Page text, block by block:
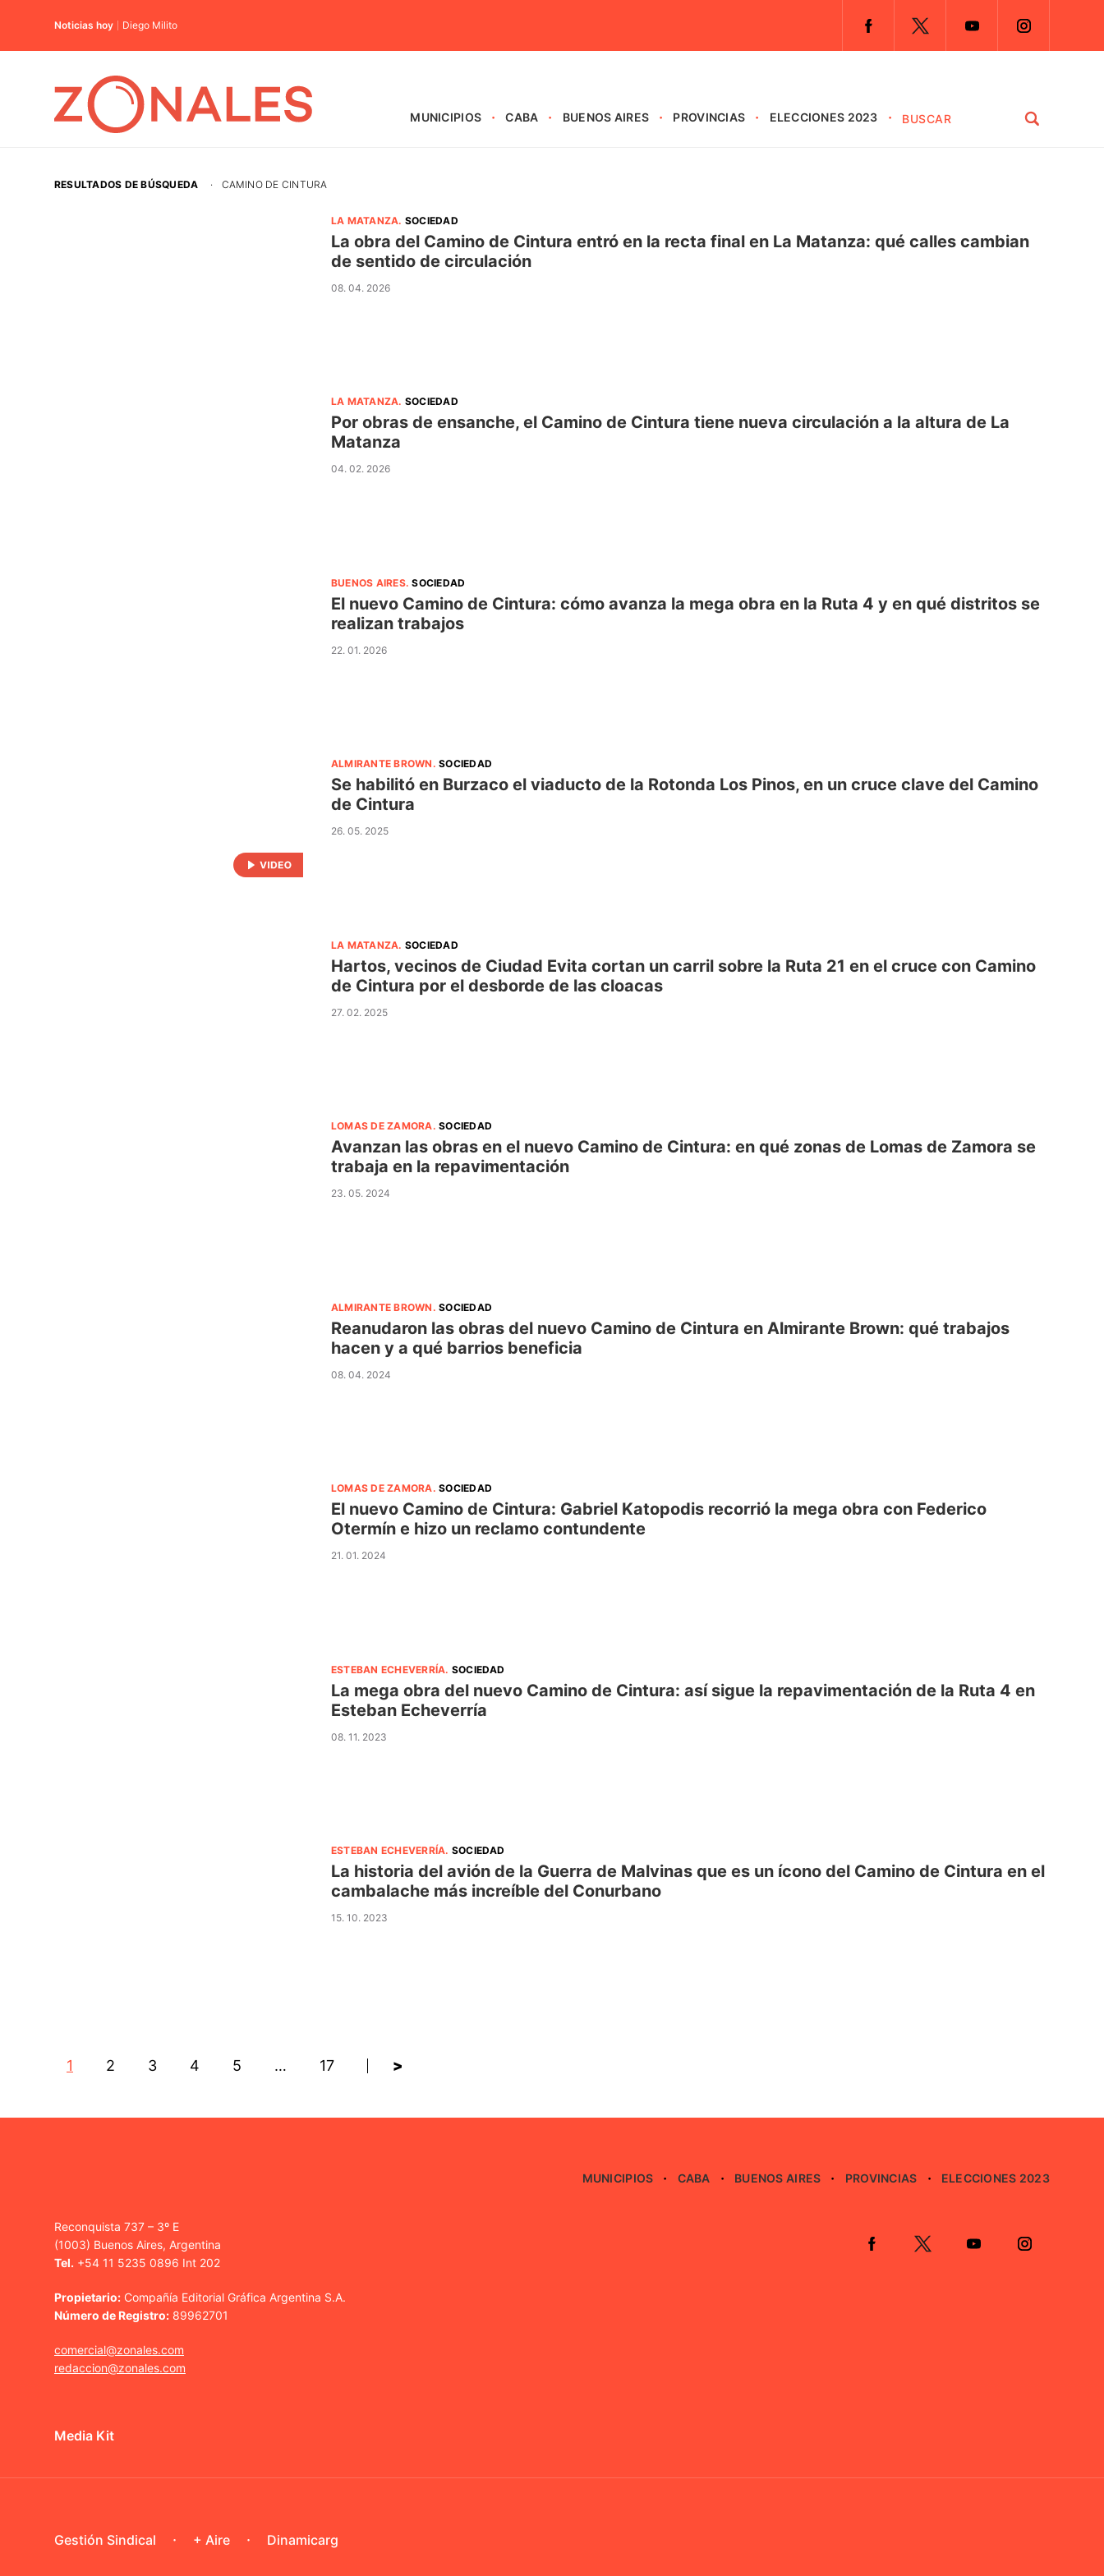
Noticias hoy Diego Milito
MUNICIPIOS CABA BUENOS AIRES PROVINCIAS ELECCIONES 2023
RESULTADOS DE BÚSQUEDA · CAMINO DE CINTURA
LA MATANZA. SOCIEDAD
La obra del Camino de Cintura entró en la recta final en La Matanza: qué calles cambian
de sentido de circulación
08. 04. 2026
LA MATANZA. SOCIEDAD
Por obras de ensanche, el Camino de Cintura tiene nueva circulación a la altura de La
Matanza
04. 02. 2026
BUENOS AIRES.SOCIEDAD
El nuevo Camino de Cintura: cómo avanza la mega obra en la Ruta 4 y en qué distritos se
realizan trabajos
22. 01. 2026
ALMIRANTE BROWN .SOCIEDAD
Se habilitó en Burzaco el viaducto de la Rotonda Los Pinos, en un cruce clave del Camino
de Cintura
26. 05. 2025
LA MATANZA. SOCIEDAD
Hartos, vecinos de Ciudad Evita cortan un carril sobre la Ruta 21 en el cruce con Camino
de Cintura por el desborde de las cloacas
27. 02. 2025
LOMAS DE ZAMORA.SOCIEDAD
Avanzan las obras en el nuevo Camino de Cintura: en qué zonas de Lomas de Zamora se
trabaja en la repavimentación
23. 05. 2024
ALMIRANTE BROWN .SOCIEDAD
Reanudaron las obras del nuevo Camino de Cintura en Almirante Brown: qué trabajos
hacen y a qué barrios beneficia
08. 04. 2024
LOMAS DE ZAMORA.SOCIEDAD
El nuevo Camino de Cintura: Gabriel Katopodis recorrió la mega obra con Federico
Otermín e hizo un reclamo contundente
21. 01. 2024
ESTEBAN ECHEVERRÍA. SOCIEDAD
La mega obra del nuevo Camino de Cintura: así sigue la repavimentación de la Ruta 4 en
Esteban Echeverría
08. 11. 2023
ESTEBAN ECHEVERRÍA. SOCIEDAD
La historia del avión de la Guerra de Malvinas que es un ícono del Camino de Cintura en el
cambalache más increíble del Conurbano
15. 10. 2023
1 2 3 4 5 … 17 >
MUNICIPIOS CABA BUENOS AIRES PROVINCIAS ELECCIONES 2023
Reconquista 737 – 3º E
(1003) Buenos Aires, Argentina
Tel. +54 11 5235 0896 Int 202
Propietario: Compañía Editorial Gráfica Argentina S.A.
Número de Registro: 89962701
comercial@zonales.com
redaccion@zonales.com
Media Kit
Gestión Sindical + Aire Dinamicarg